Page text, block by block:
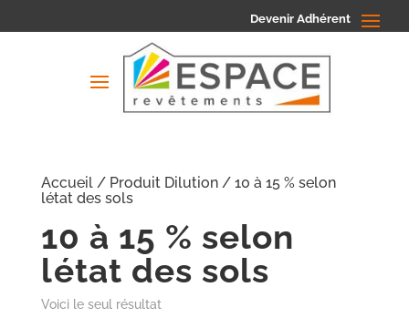
Devenir Adhérent
Accueil/ Produit Dilution / 10 à 15 % selon
létat des sols
10 à 15 % selon
létat des sols
Voici le seul résultat